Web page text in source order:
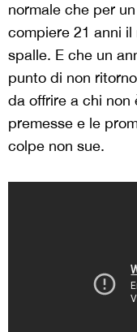
normale che per
compiere 21 anni
spalle. E che un
punto di non
da offrire a chi non
premesse e le
colpe non sue.